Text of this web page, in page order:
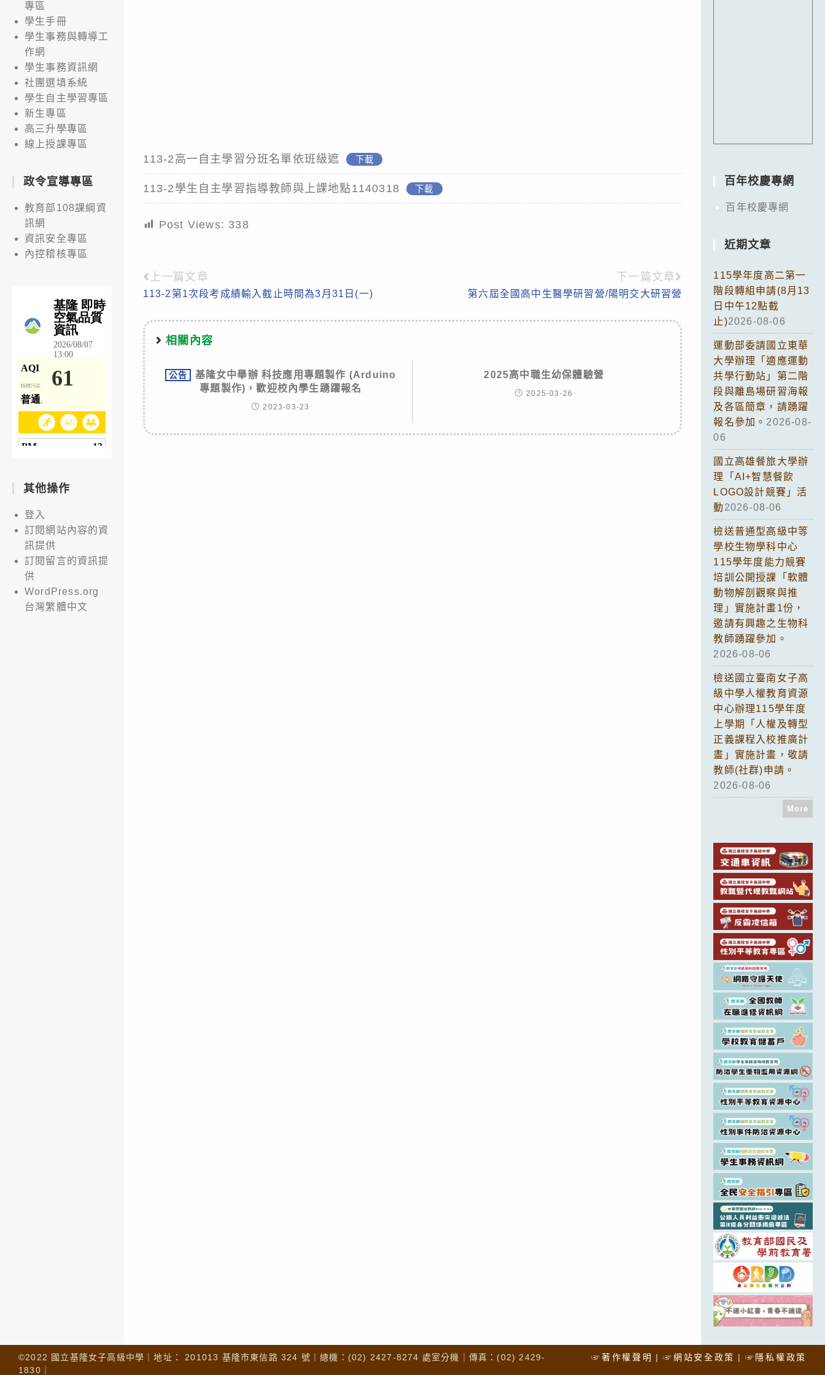
113-2高一自主學習分班名單依班級遮 下載
113-2學生自主學習指導教師與上課地點1140318 下載
Post Views: 338
Read
more
articles
上一篇文章
113-2第1次段考成績輸入截止時間為3月31日(一)
下一篇文章
第六屆全國高中生醫學研習營/陽明交大研習營
相關內容
公告
基隆女中舉辦 科技應用專題製作 (Arduino
專題製作)，歡迎校內學生踴躍報名
2023-03-23
2025高中職生幼保體驗營
2025-03-26
專區
學生手冊
學生事務與轉導工
作網
學生事務資訊網
社團選填系統
學生自主學習專區
新生專區
高三升學專區
線上授課專區
政令宣導專區
教育部108課綱資
訊網
資訊安全專區
內控稽核專區
其他操作
登入
訂閱網站內容的資
訊提供
訂閱留言的資訊提
供
WordPress.org
台灣繁體中文
百年校慶專網
百年校慶專網
近期文章
115學年度高二第一
階段轉組申請(8月13
日中午12點截
止)2026-08-06
運動部委請國立東華
大學辦理「適應運動
共學行動站」第二階
段與離島場研習海報
及各區簡章，請踴躍
報名參加。 2026-08-
06
國立高雄餐旅大學辦
理「AI+智慧餐飲
LOGO設計競賽」活
動 2026-08-06
檢送普通型高級中等
學校生物學科中心
115學年度能力競賽
培訓公開授課「軟體
動物解剖觀察與推
理」實施計畫1份，
邀請有興趣之生物科
教師踴躍參加。
2026-08-06
檢送國立臺南女子高
級中學人權教育資源
中心辦理115學年度
上學期「人權及轉型
正義課程入校推廣計
畫」實施計畫，敬請
教師(社群)申請。
2026-08-06
More
☞著作權聲明 ☞網站安全政策 ☞隱私權政策
©2022 國立基隆女子高級中學｜地址： 201013 基隆市東信路 324 號｜總機：(02) 2427-8274 處室分機｜傳真：(02) 2429-
1830｜